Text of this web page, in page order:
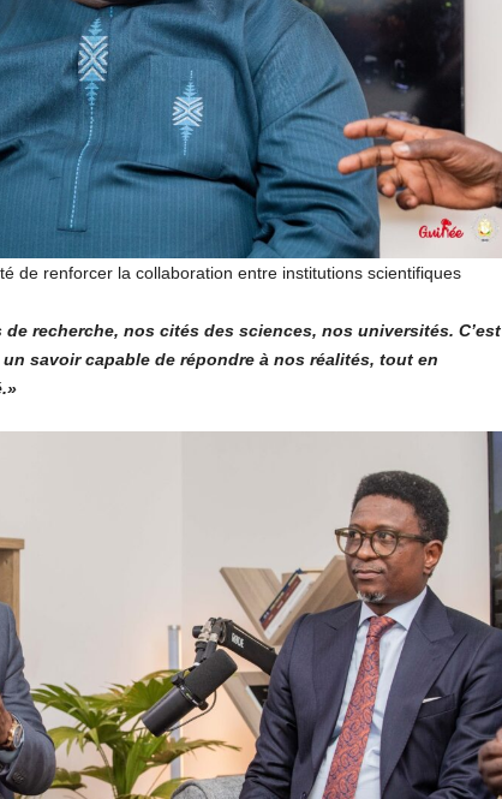
de renforcer la collaboration entre institutions scientifiques
recherche, nos cités des sciences, nos universités. C’est
savoir capable de répondre à nos réalités, tout en